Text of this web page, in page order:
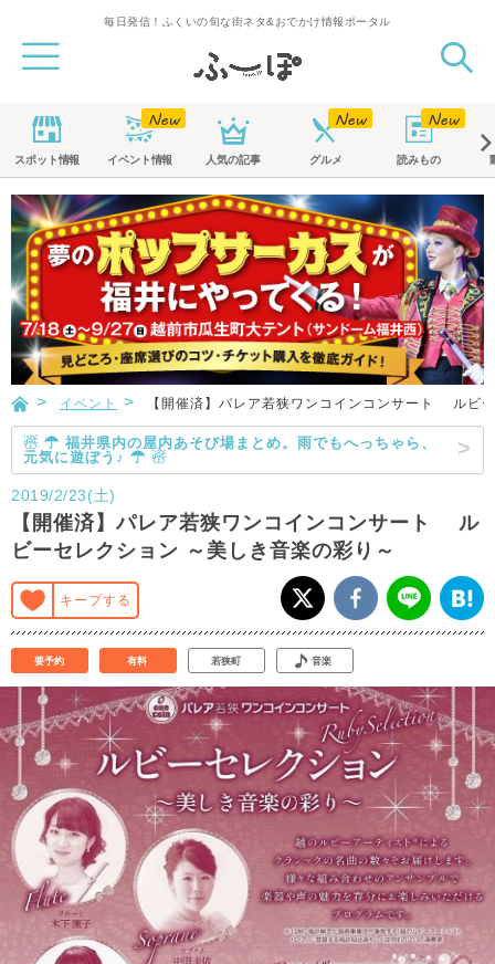
毎日発信！ふくいの旬な街ネタ&おでかけ情報ポータル
スポット情報 イベント情報 人気の記事 グルメ 読みもの
イベント 【開催済】パレア若狭ワンコインコンサート ルビ
☃ ☂ 福井県内の屋内あそび場まとめ。雨でもへっちゃら、
元気に遊ぼう♪ ☂ ☃
2019/2/23(土)
【開催済】パレア若狭ワンコインコンサート ル
ビーセレクション ～美しき音楽の彩り～
キープする
要予約 有料 若狭町 音楽